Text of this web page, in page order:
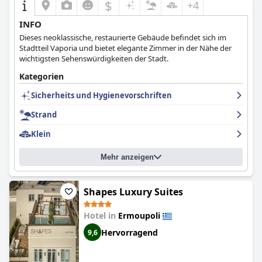
$ +4
INFO
Dieses neoklassische, restaurierte Gebäude befindet sich im
Stadtteil Vaporia und bietet elegante Zimmer in der Nähe der
wichtigsten Sehenswürdigkeiten der Stadt.
Kategorien
Sicherheits und Hygienevorschriften
Strand
Klein
Mehr anzeigen
Shapes Luxury Suites
Hotel in Ermoupoli
9,6 Hervorragend